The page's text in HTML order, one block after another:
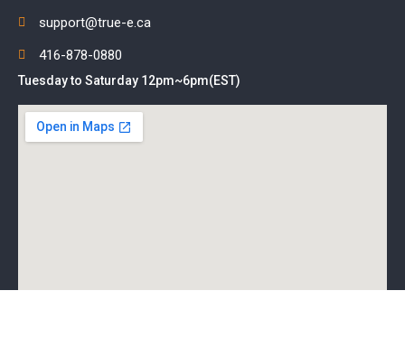
support@true-e.ca
416-878-0880
Tuesday to Saturday 12pm~6pm(EST)